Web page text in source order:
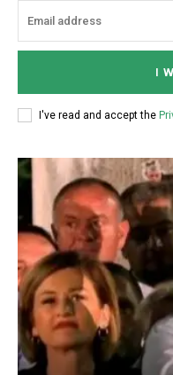
I
I've read and accept the